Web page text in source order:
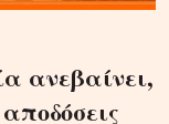
ανεβαίνει,